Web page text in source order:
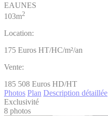
EAUNES
103m2
Location:
175 Euros HT/HC/m²/an
Vente:
185 508 Euros HD/HT
Photos Plan Description détaillée
Exclusivité
8 photos